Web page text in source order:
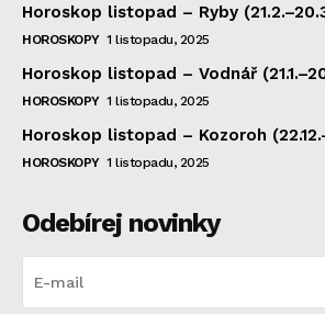
Horoskop listopad – Ryby
HOROSKOPY 1 listopadu, 2025
Horoskop listopad – Vodnář
HOROSKOPY 1 listopadu, 2025
Horoskop listopad – Kozoroh
HOROSKOPY 1 listopadu, 2025
Odebírej novinky